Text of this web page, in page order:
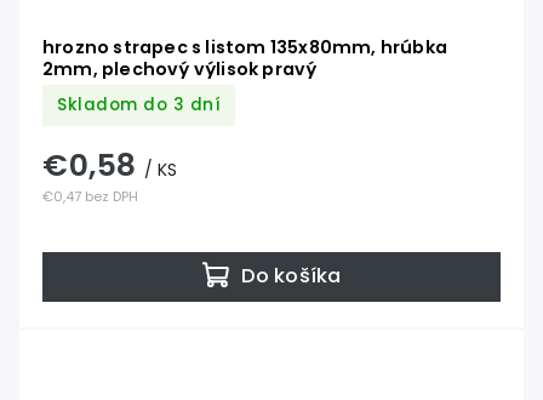
hrozno strapec s listom 135x80mm, hrúbka
2mm, plechový výlisok pravý
Skladom do 3 dní
€0,47 bez DPH
€0,58 / KS
Do košíka